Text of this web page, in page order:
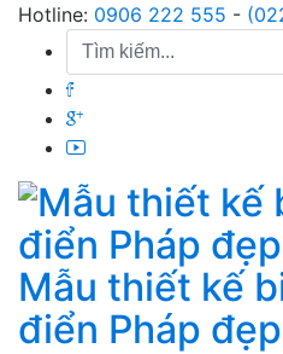
Skip
content
Hotline: 0906 222 555 -
Mẫu thiết kế
điển Pháp